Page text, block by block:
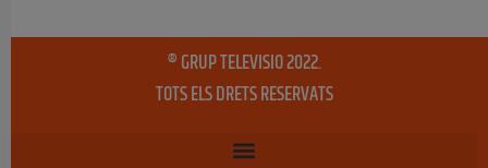
® GRUP TELEVISIO 2022.
TOTS ELS DRETS RESERVATS